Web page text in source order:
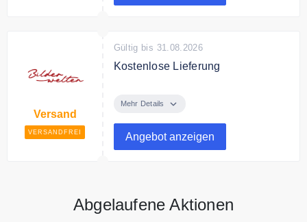
Versand
VERSANDFREI
Gültig bis 31.08.2026
Kostenlose Lieferung
versandkostenfrei.
Mehr Details
Angebot anzeigen
Abgelaufene Aktionen